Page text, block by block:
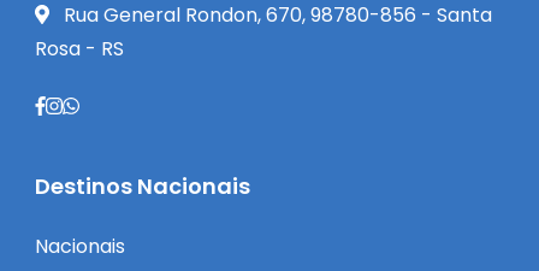
Rua General Rondon, 670, 98780-856 - Santa
Rosa - RS
Destinos Nacionais
Nacionais